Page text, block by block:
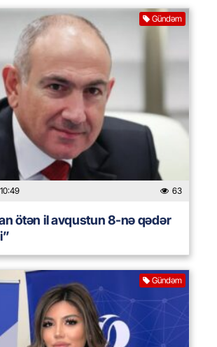
Gündəm
63
ötən il avqustun 8-nə qədər
Gündəm